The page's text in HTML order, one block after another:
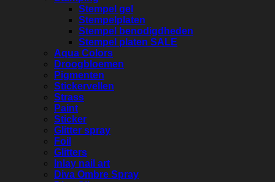
Stempel gel
Stempelplaten
Stempel benodigdheden
Stempel platen SALE
Aqua Colors
Droogbloemen
Pigmenten
Stickervellen
Strass
Paint
Sticker
Glitter spray
Foil
Glitters
Inlay nail art
Diva Ombre Spray